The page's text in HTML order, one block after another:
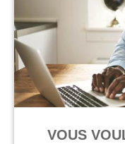
VOUS